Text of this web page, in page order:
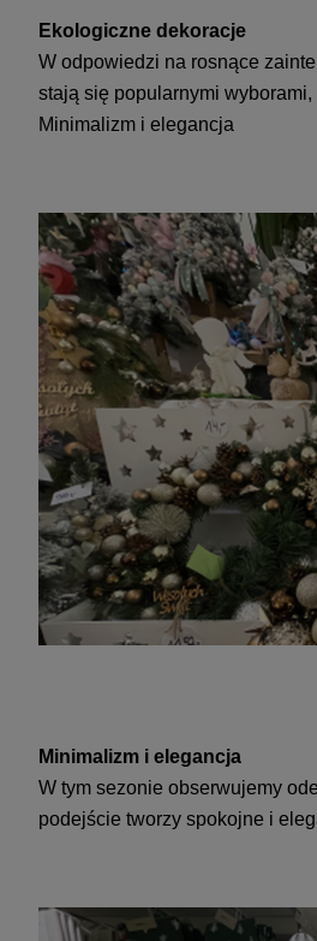
Ekologiczne dekoracje
W odpowiedzi na rosnące
stają się popularnymi wyborami,
Minimalizm i elegancja
Minimalizm i elegancja
W tym sezonie obserwujemy
podejście tworzy spokojne i